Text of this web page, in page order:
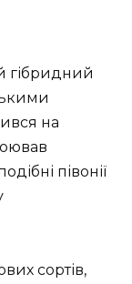
гібридний
на
півонії
сортів,